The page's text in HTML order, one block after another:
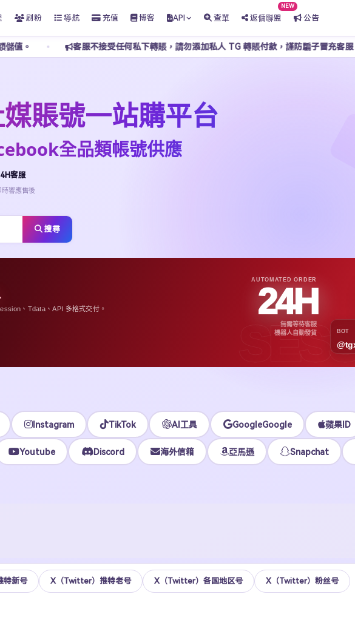
刷粉 導航 充值 博客 API 查單 返傭聯盟
NEW
公告
服不接受任何私下轉賬，請勿添加私人 TG 轉賬付款，謹防騙子冒充客服，所有操作請透過
賬號一站購平台
全品類帳號供應
客服
時響應售後
搜尋
APPLE ID · MULTI-REGION STOCK
均價 $1.48 即可上號
下載號與 iCloud 號均已完成更新，覆蓋美區、港區、日區等多個地區，
Instagram TikTok AI工具 GoogleGoogle 蘋果ID
Youtube Discord 海外信箱 亞馬遜 Snapchat
特新号 X（Twitter）推特老号 X（Twitter）各国地区号 X（Twitter）粉丝号